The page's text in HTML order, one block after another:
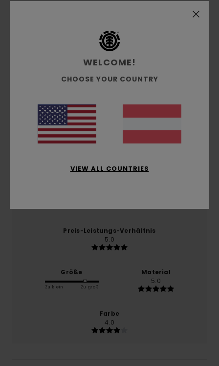
Kundenbewertungen
5.0/5
Preis-Leistungs-Verhältnis
5.0
Größe
Zu klein Zu groß
Material
5.0
Farbe
4.0
WELCOME!
CHOOSE YOUR COUNTRY
VIEW ALL COUNTRIES